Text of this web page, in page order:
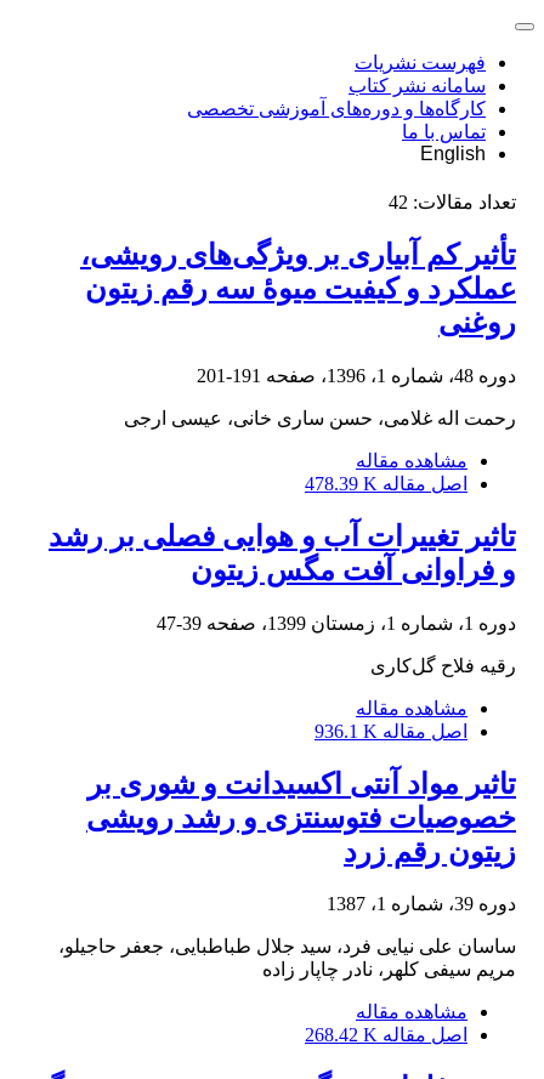
فهرست نشریات
سامانه نشر کتاب
کارگاه‌ها و دوره‌های آموزشی تخصصی
تماس با ما
English
تعداد مقالات: 42
تأثیر کم آبیاری بر ویژگی‌های رویشی،
عملکرد و کیفیت میوۀ سه رقم زیتون
روغنی
دوره 48، شماره 1، 1396، صفحه 191-201
رحمت اله غلامی، حسن ساری خانی، عیسی ارجی
مشاهده مقاله
اصل مقاله 478.39 K
تاثیر تغییرات آب و هوایی فصلی بر رشد
و فراوانی آفت مگس زیتون
دوره 1، شماره 1، زمستان 1399، صفحه 39-47
رقیه فلاح گل‌کاری
مشاهده مقاله
اصل مقاله 936.1 K
تاثیر مواد آنتی اکسیدانت و شوری بر
خصوصیات فتوسنتزی و رشد رویشی
زیتون رقم زرد
دوره 39، شماره 1، 1387
ساسان علی نیایی فرد، سید جلال طباطبایی، جعفر حاجیلو،
مریم سیفی کلهر، نادر چاپار زاده
مشاهده مقاله
اصل مقاله 268.42 K